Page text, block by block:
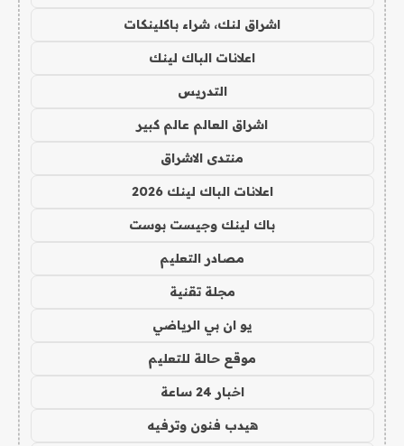
اشراق لنك، شراء باكلينكات
اعلانات الباك لينك
التدريس
اشراق العالم عالم كبير
منتدى الاشراق
اعلانات الباك لينك 2026
باك لينك وجيست بوست
مصادر التعليم
مجلة تقنية
يو ان بي الرياضي
موقع حالة للتعليم
اخبار 24 ساعة
هيدب فنون وترفيه